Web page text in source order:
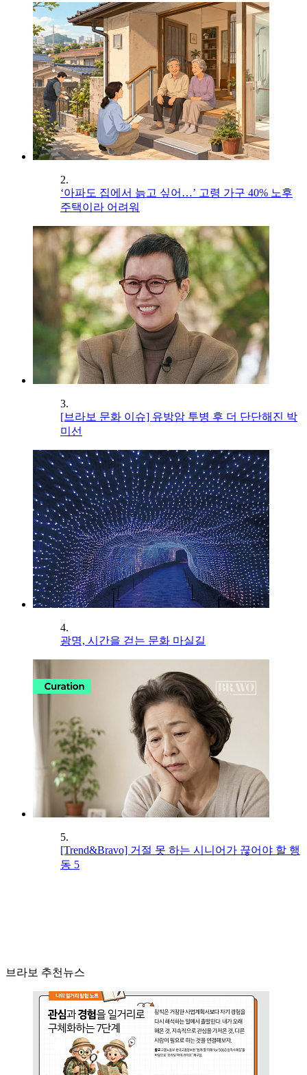
2.
‘아파도 집에서 늙고 싶어…’ 고령 가구 40% 노후
주택이라 어려워
3.
[브라보 문화 이슈] 유방암 투병 후 더 단단해진 박
미선
4.
광명, 시간을 걷는 문화 마실길
5.
[Trend&Bravo] 거절 못 하는 시니어가 끊어야 할 행
동 5
브라보 추천뉴스